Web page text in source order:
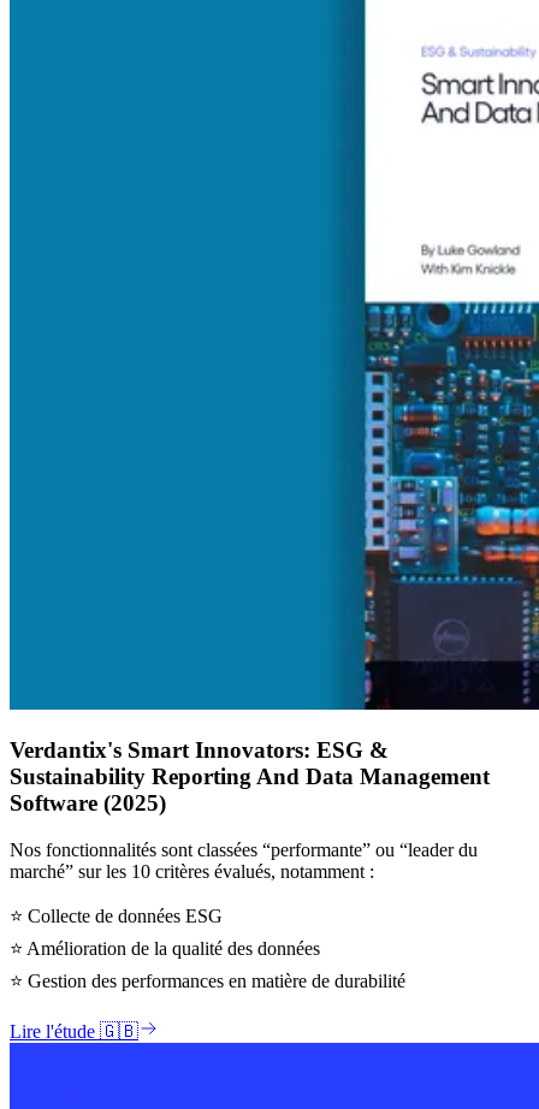
Verdantix's Smart Innovators: ESG &
Sustainability Reporting And Data Management
Software (2025)
Nos fonctionnalités sont classées “performante” ou “leader du
marché” sur les 10 critères évalués, notamment :
⭐ Collecte de données ESG
⭐ Amélioration de la qualité des données
⭐ Gestion des performances en matière de durabilité
Lire l'étude 🇬🇧